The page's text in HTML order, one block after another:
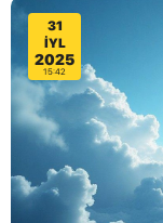
31
IYL
2025
15:42